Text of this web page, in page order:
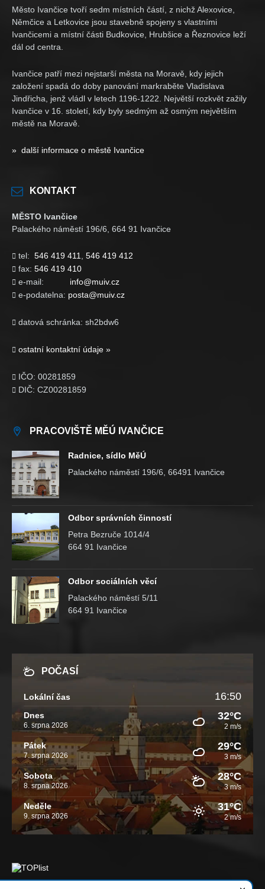
Město Ivančice tvoří sedm místních částí, z nichž Alexovice,
Němčice a Letkovice jsou stavebně spojeny s vlastními
Ivančicemi a místní části Budkovice, Hrubšice a Řeznovice leží
dál od centra.
Ivančice patří mezi nejstarší města na Moravě, kdy jejich
založení spadá do doby panování markraběte Vladislava
Jindřicha, jenž vládl v letech 1196-1222. Největší rozkvět zažily
Ivančice v 16. století, kdy byly sedmým až osmým největším
městě na Moravě.
» další informace o městě Ivančice
KONTAKT
MĚSTO Ivančice
Palackého náměstí 196/6, 664 91 Ivančice
 tel: 546 419 411 546 419 412
 fax: 546 419 410
 e-mail: info@muiv.cz
 e-podatelna: posta@muiv.cz
 datová schránka: sh2bdw6
 ostatní kontaktní údaje »
 IČO: 00281859
 DIČ: CZ00281859
PRACOVIŠTĚ MĚÚ IVANČICE
Radnice, sídlo MěÚ
Palackého náměstí 196/6, 66491 Ivančice
Odbor správních činností
Petra Bezruče 1014/4
664 91 Ivančice
Odbor sociálních věcí
Palackého náměstí 5/11
664 91 Ivančice
POČASÍ
Lokální čas 16:50
Dnes
6. srpna 2026
32°C
2 m/s
Pátek
7. srpna 2026
29°C
3 m/s
Sobota
8. srpna 2026
28°C
3 m/s
Neděle
9. srpna 2026
31°C
2 m/s